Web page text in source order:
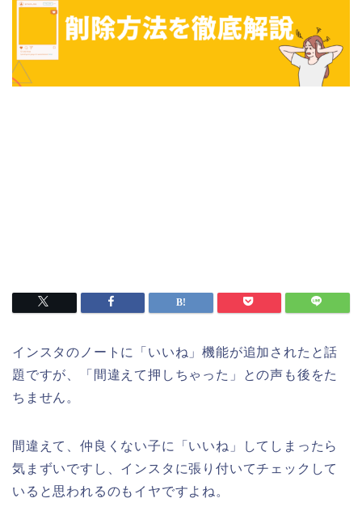
インスタのノートに「いいね」機能が追加されたと話
題ですが、「間違えて押しちゃった」との声も後をた
ちません。
間違えて、仲良くない子に「いいね」してしまったら
気まずいですし、インスタに張り付いてチェックして
いると思われるのもイヤですよね。